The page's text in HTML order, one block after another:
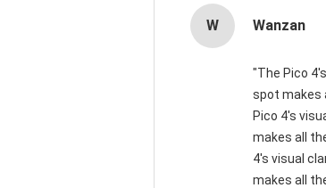
W Wanzan
"The Pico
spot makes
Pico 4's
makes all
4's visual
makes all